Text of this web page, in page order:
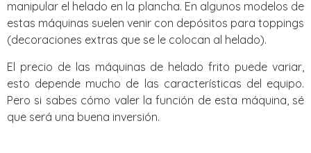
manipular el helado en la plancha. En algunos modelos de
estas máquinas suelen venir con depósitos para toppings
(decoraciones extras que se le colocan al helado).
El precio de las máquinas de helado frito puede variar,
esto depende mucho de las características del equipo.
Pero si sabes cómo valer la función de esta máquina, sé
que será una buena inversión.